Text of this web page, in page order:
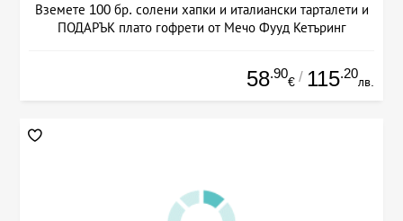
Вземете 100 бр. солени хапки и италиански тарталети и
ПОДАРЪК плато гофрети от Мечо Фууд Кетъринг
58.90
€ / 115.20
лв.